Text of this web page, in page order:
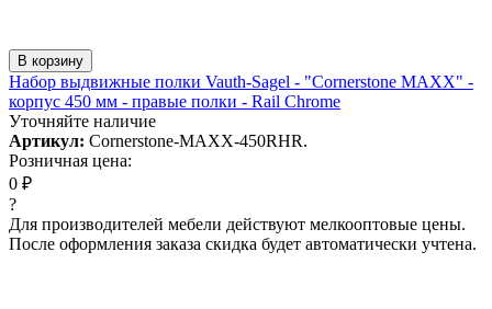
В корзину
Набор выдвижные полки Vauth-Sagel - "Cornerstone MAXX" -
корпус 450 мм - правые полки - Rail Chrome
Уточняйте наличие
Артикул: Cornerstone-MAXX-450RHR.
Розничная цена:
0 ₽
?
Для производителей мебели действуют мелкооптовые цены.
После оформления заказа скидка будет автоматически учтена.